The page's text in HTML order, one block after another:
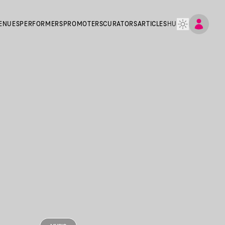
PERFORMERS PROMOTERSCURATORSARTICLES HU